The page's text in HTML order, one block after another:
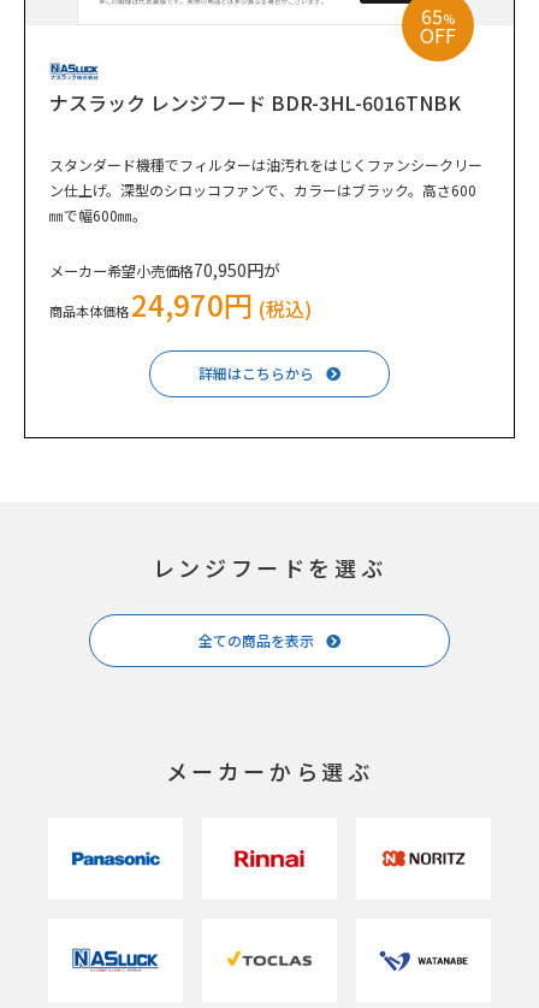
65%
OFF
ナスラック レンジフード BDR-3HL-6016TNBK
スタンダード機種でフィルターは油汚れをはじくファンシークリー
ン仕上げ。深型のシロッコファンで、カラーはブラック。高さ600
㎜で幅600㎜。
メーカー希望小売価格70,950円が
商品本体価格24,970円 (税込)
詳細はこちらから
レンジフードを選ぶ
全ての商品を表示
メーカーから選ぶ